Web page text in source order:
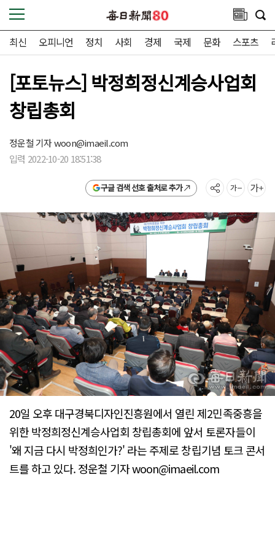
최신 오피니언 정치 사회 경제 국제 문화 스포츠
[포토뉴스] 박정희정신계승사업회
창립총회
정운철 기자woon@imaeil.com
입력 2022-10-20 18:51:38
구글 검색 선호 출처로 추가
20일 오후 대구경북디자인진흥원에서 열린 제2민족중흥을
위한 박정희정신계승사업회 창립총회에 앞서 토론자들이
'왜 지금 다시 박정희인가?' 라는 주제로 창립기념 토크 콘서
트를 하고 있다. 정운철 기자 woon@imaeil.com